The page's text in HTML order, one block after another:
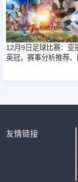
12月9日足球比赛：亚
英冠，赛事分析推荐
友情链接